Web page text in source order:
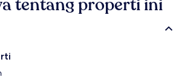
tentang properti ini